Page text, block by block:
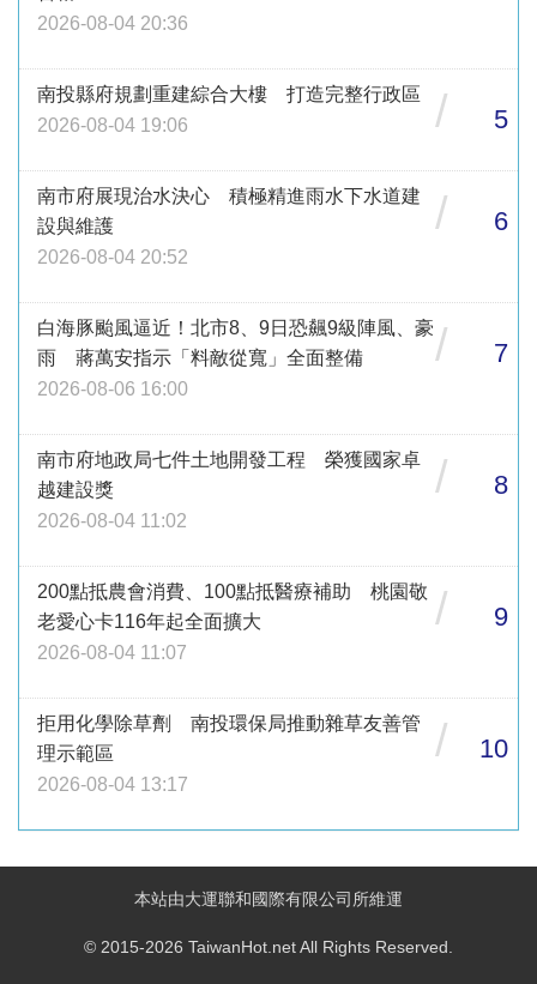
2026-08-04 20:36
南投縣府規劃重建綜合大樓 打造完整行政區
2026-08-04 19:06
/ 5
南市府展現治水決心 積極精進雨水下水道建
設與維護
2026-08-04 20:52
/ 6
白海豚颱風逼近！北市8、9日恐飆9級陣風、豪
雨 蔣萬安指示「料敵從寬」全面整備
2026-08-06 16:00
/ 7
南市府地政局七件土地開發工程 榮獲國家卓
越建設獎
2026-08-04 11:02
/ 8
200點抵農會消費、100點抵醫療補助 桃園敬
老愛心卡116年起全面擴大
2026-08-04 11:07
/ 9
拒用化學除草劑 南投環保局推動雜草友善管
理示範區
2026-08-04 13:17
/ 10
本站由大運聯和國際有限公司所維運
© 2015-2026 TaiwanHot.net All Rights Reserved.